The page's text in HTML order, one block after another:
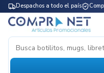
Despachos a todo el país